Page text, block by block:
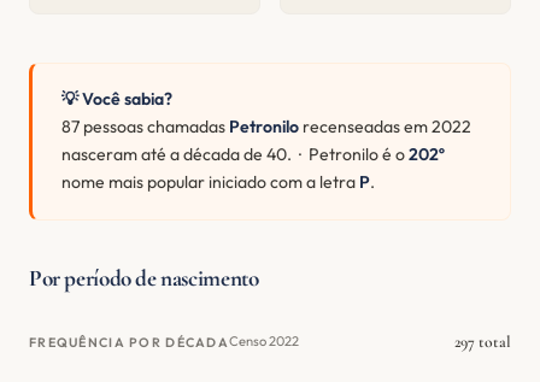
💡 Você sabia?
87 pessoas chamadas Petronilo recenseadas em 2022
nasceram até a década de 40. · Petronilo é o202º
nome mais popular iniciado com a letra P.
Por período de nascimento
FREQUÊNCIA POR DÉCADACenso 2022 297 total